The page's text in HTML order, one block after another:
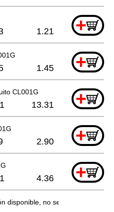
+
1.21
+
1.45
CL001G +
13.31
+
2.90
+
4.36
disponible, no se puede pedir